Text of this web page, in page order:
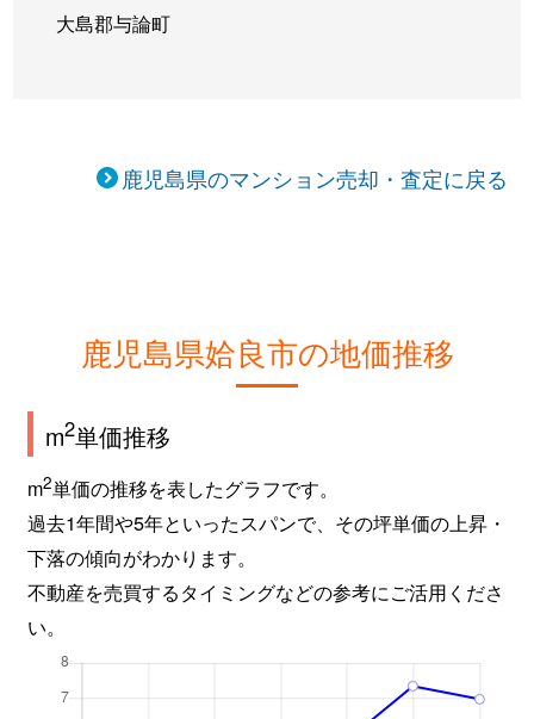
大島郡与論町
鹿児島県のマンション売却・査定に戻る
鹿児島県姶良市の地価推移
m2単価推移
m2単価の推移を表したグラフです。
過去1年間や5年といったスパンで、その坪単価の上昇・
下落の傾向がわかります。
不動産を売買するタイミングなどの参考にご活用くださ
い。